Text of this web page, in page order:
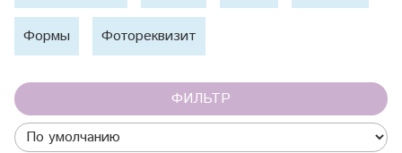
Формы Фотореквизит
ФИЛЬТР